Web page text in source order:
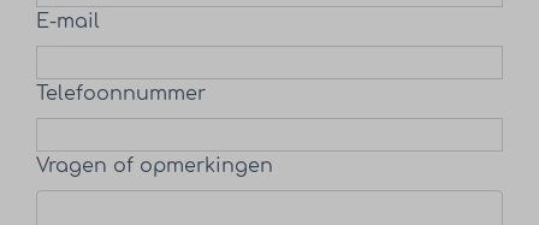
E-mail
Telefoonnummer
Vragen of opmerkingen